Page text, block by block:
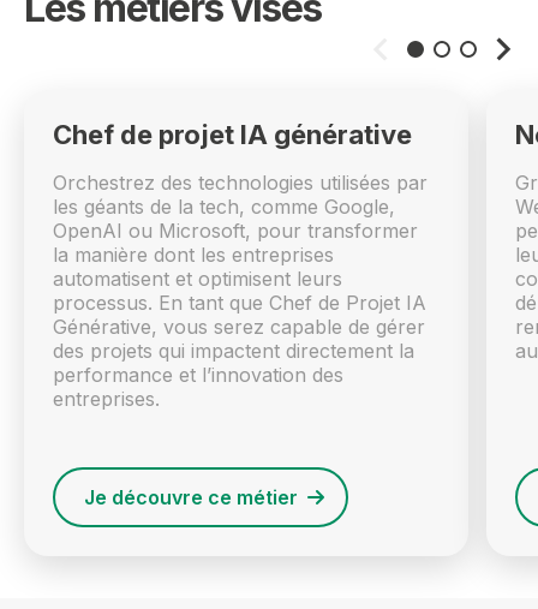
Chef de projet IA générative
Orchestrez des technologies utilisées par
les géants de la tech, comme Google,
OpenAI ou Microsoft, pour transformer
la manière dont les entreprises
automatisent et optimisent leurs
processus. En tant que Chef de Projet IA
Générative, vous serez capable de gérer
des projets qui impactent directement la
performance et l’innovation des
entreprises.
Je découvre ce métier